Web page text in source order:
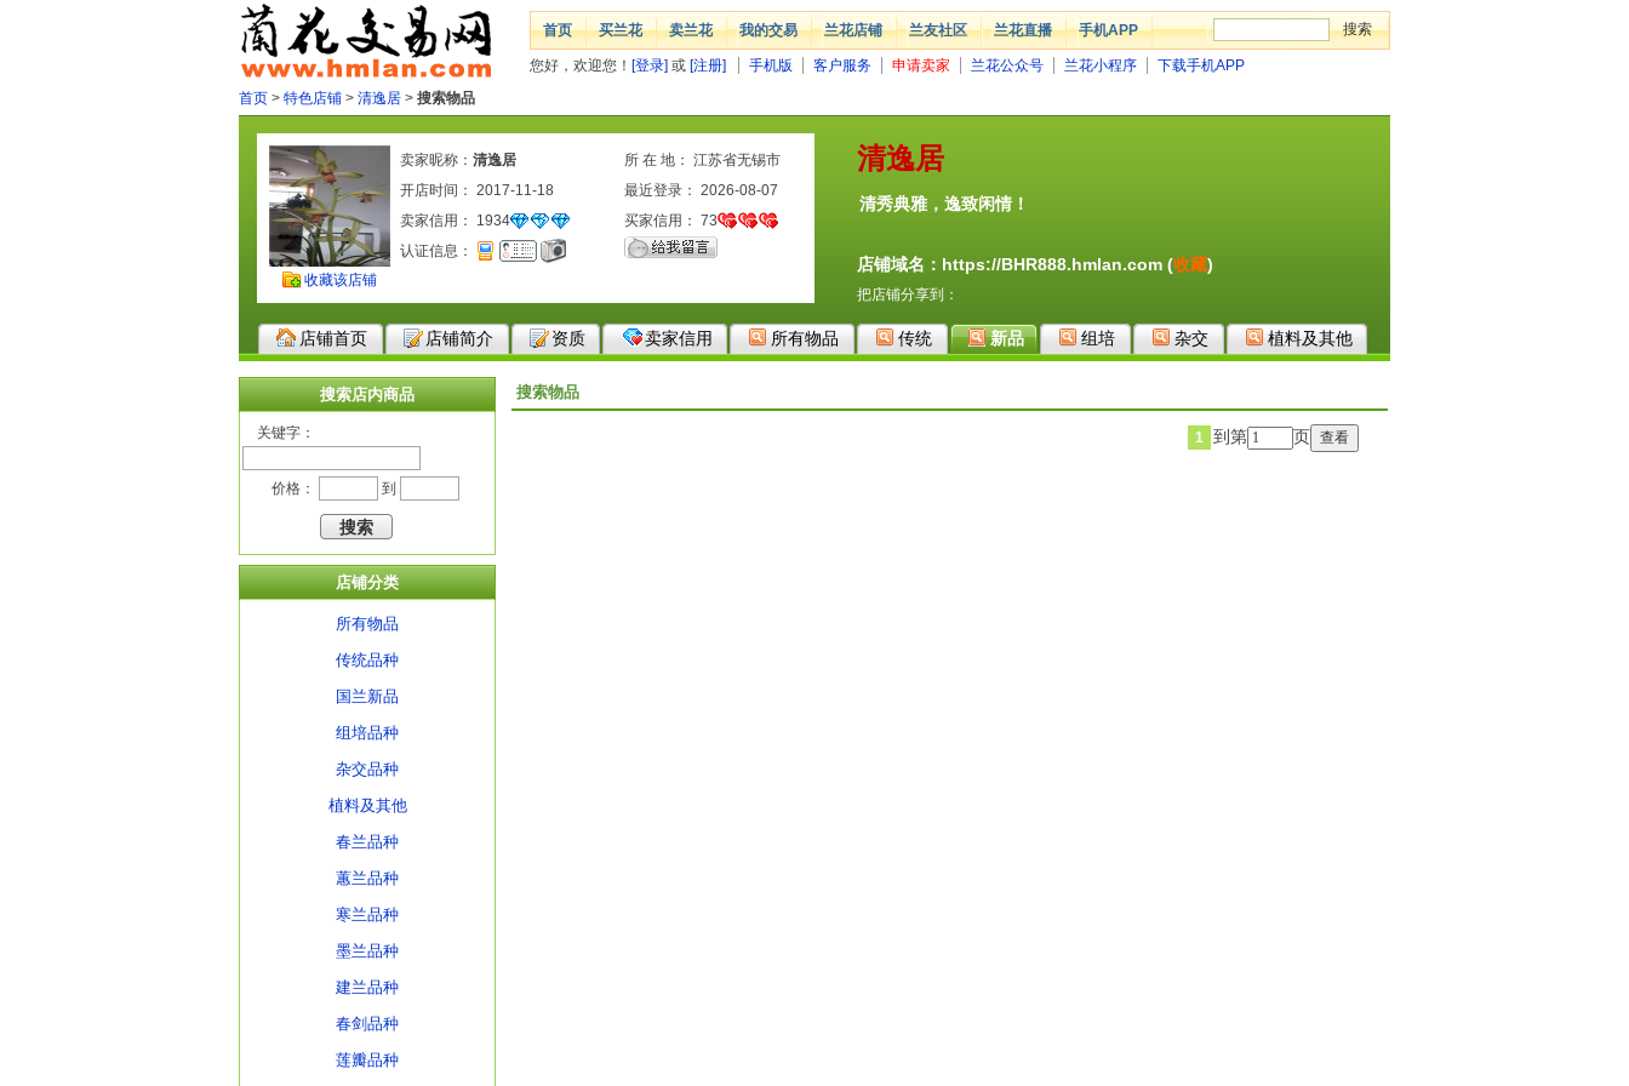
首页 买兰花 卖兰花 我的交易 兰花店铺 兰友社区 兰花直播 手机APP
您好，欢迎您！ [登录] 或 [注册] 手机版 客户服务 申请卖家 兰花公众号 兰花小程序
下载手机APP
首页 > 特色店铺 > 清逸居 > 搜索物品
清逸居
清秀典雅，逸致闲情！
店铺域名：https://BHR888.hmlan.com (收藏)
把店铺分享到：
收藏该店铺
卖家昵称： 清逸居
所 在 地： 江苏省无锡市
开店时间： 2017-11-18
最近登录： 2026-08-07
卖家信用： 1934 买家信用： 73
认证信息：
店铺首页 店铺简介 资质 卖家信用 所有物品 传统 新品 组培 杂交 植料及其他
搜索店内商品
关键字：
价格： 到
店铺分类
所有物品
传统品种
国兰新品
组培品种
杂交品种
植料及其他
春兰品种
蕙兰品种
寒兰品种
墨兰品种
建兰品种
春剑品种
莲瓣品种
搜索物品
1 到第 页